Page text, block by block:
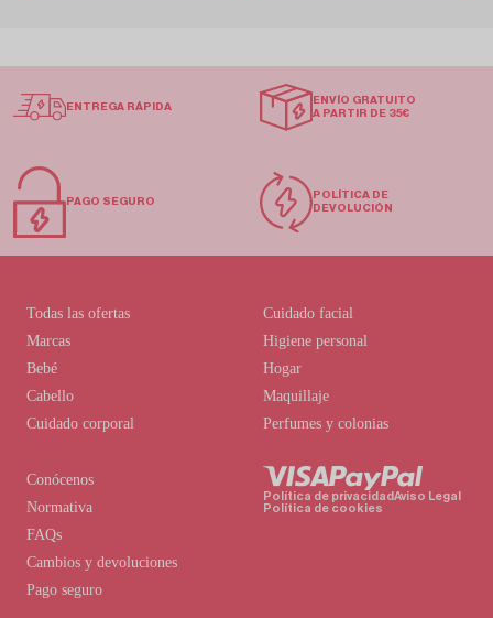
ENTREGA RÁPIDA
ENVÍO GRATUITO
A PARTIR DE 35€
PAGO SEGURO
POLÍTICA DE
DEVOLUCIÓN
Conócenos
Normativa
FAQs
Cambios y devoluciones
Pago seguro
Todas las ofertas
Marcas
Bebé
Cabello
Cuidado corporal
Cuidado facial
Higiene personal
Hogar
Maquillaje
Perfumes y colonias
Política de privacidadAviso Legal
Política de cookies